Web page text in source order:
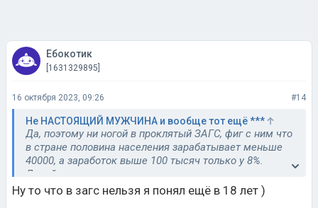
Ебокотик
[1631329895]
16 октября 2023, 09:26 #14
Не НАСТОЯЩИЙ МУЖЧИНА и вообще тот ещё ***
Да, поэтому ни ногой в проклятый ЗАГС, фиг с ним что
в стране половина населения зарабатывает меньше
40000, а заработок выше 100 тысяч только у 8%.
Давайте просто вымирать, зачем размножаться , если
ты попал в остальные 92 % , ведь у нас только
мужчины зарабатывают, у женщин по закону наверно
Ну то что в загс нельзя я понял ещё в 18 лет )